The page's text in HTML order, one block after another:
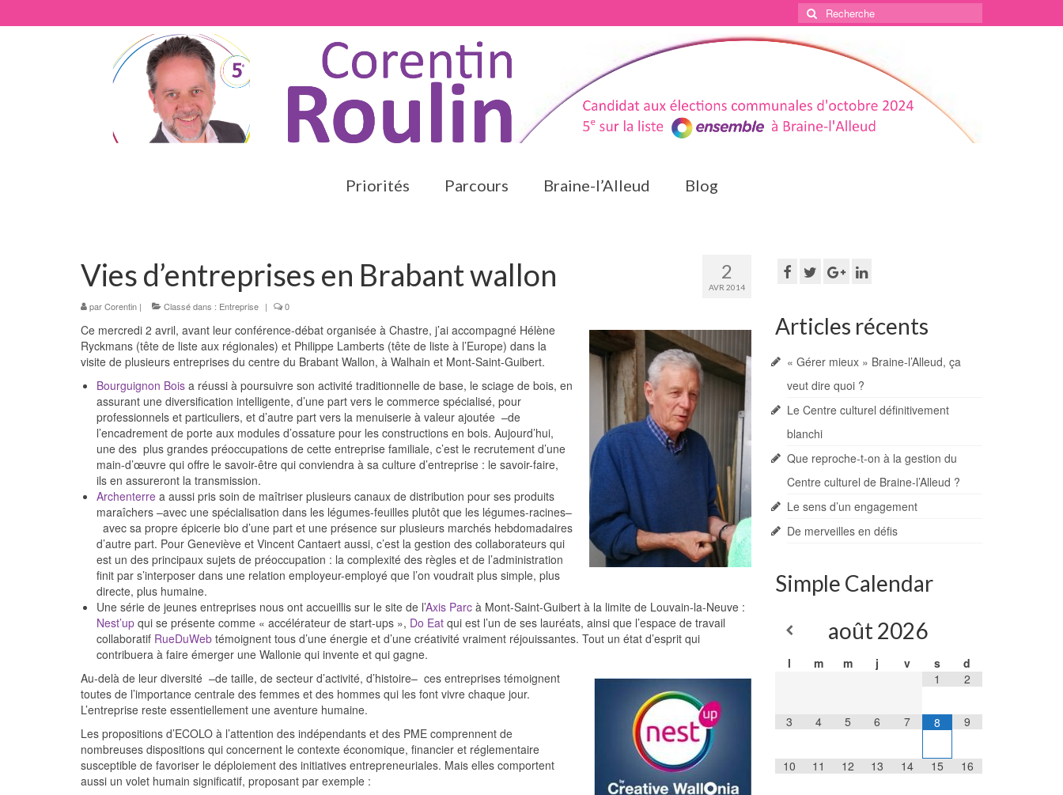
Rechercher
:
Priorités Parcours Braine-l’Alleud Blog
2
AVR 2014
Vies d’entreprises en Brabant wallon
parCorentin | Classé dans : Entreprise | 0
Ce mercredi 2 avril, avant leur conférence-débat organisée à Chastre, j’ai accompagné Hélène
Ryckmans (tête de liste aux régionales) et Philippe Lamberts (tête de liste à l’Europe) dans la
visite de plusieurs entreprises du centre du Brabant Wallon, à Walhain et Mont-Saint-Guibert.
Bourguignon Bois a réussi à poursuivre son activité traditionnelle de base, le sciage de bois, en
assurant une diversification intelligente, d’une part vers le commerce spécialisé, pour
professionnels et particuliers, et d’autre part vers la menuiserie à valeur ajoutée –de
l’encadrement de porte aux modules d’ossature pour les constructions en bois. Aujourd’hui,
une des plus grandes préoccupations de cette entreprise familiale, c’est le recrutement d’une
main-d’œuvre qui offre le savoir-être qui conviendra à sa culture d’entreprise : le savoir-faire,
ils en assureront la transmission.
Archenterre a aussi pris soin de maîtriser plusieurs canaux de distribution pour ses produits
maraîchers –avec une spécialisation dans les légumes-feuilles plutôt que les légumes-racines–
avec sa propre épicerie bio d’une part et une présence sur plusieurs marchés hebdomadaires
d’autre part. Pour Geneviève et Vincent Cantaert aussi, c’est la gestion des collaborateurs qui
est un des principaux sujets de préoccupation : la complexité des règles et de l’administration
finit par s’interposer dans une relation employeur-employé que l’on voudrait plus simple, plus
directe, plus humaine.
Une série de jeunes entreprises nous ont accueillis sur le site de l’Axis Parc à Mont-Saint-Guibert à la limite de Louvain-la-Neuve :
Nest’up qui se présente comme « accélérateur de start-ups », Do Eat qui est l’un de ses lauréats, ainsi que l’espace de travail
collaboratif RueDuWeb témoignent tous d’une énergie et d’une créativité vraiment réjouissantes. Tout un état d’esprit qui
contribuera à faire émerger une Wallonie qui invente et qui gagne.
Au-delà de leur diversité –de taille, de secteur d’activité, d’histoire– ces entreprises témoignent
toutes de l’importance centrale des femmes et des hommes qui les font vivre chaque jour.
L’entreprise reste essentiellement une aventure humaine.
Les propositions d’ECOLO à l’attention des indépendants et des PME comprennent de
nombreuses dispositions qui concernent le contexte économique, financier et réglementaire
susceptible de favoriser le déploiement des initiatives entrepreneuriales. Mais elles comportent
aussi un volet humain significatif, proposant par exemple :
Articles récents
« Gérer mieux » Braine-l’Alleud, ça
veut dire quoi ?
Le Centre culturel définitivement
blanchi
Que reproche-t-on à la gestion du
Centre culturel de Braine-l’Alleud ?
Le sens d’un engagement
De merveilles en défis
Simple Calendar
août2026
l m m j v s
d
1
2
3 4 5 6 7 8 9
10 11 12 13 14 15 16